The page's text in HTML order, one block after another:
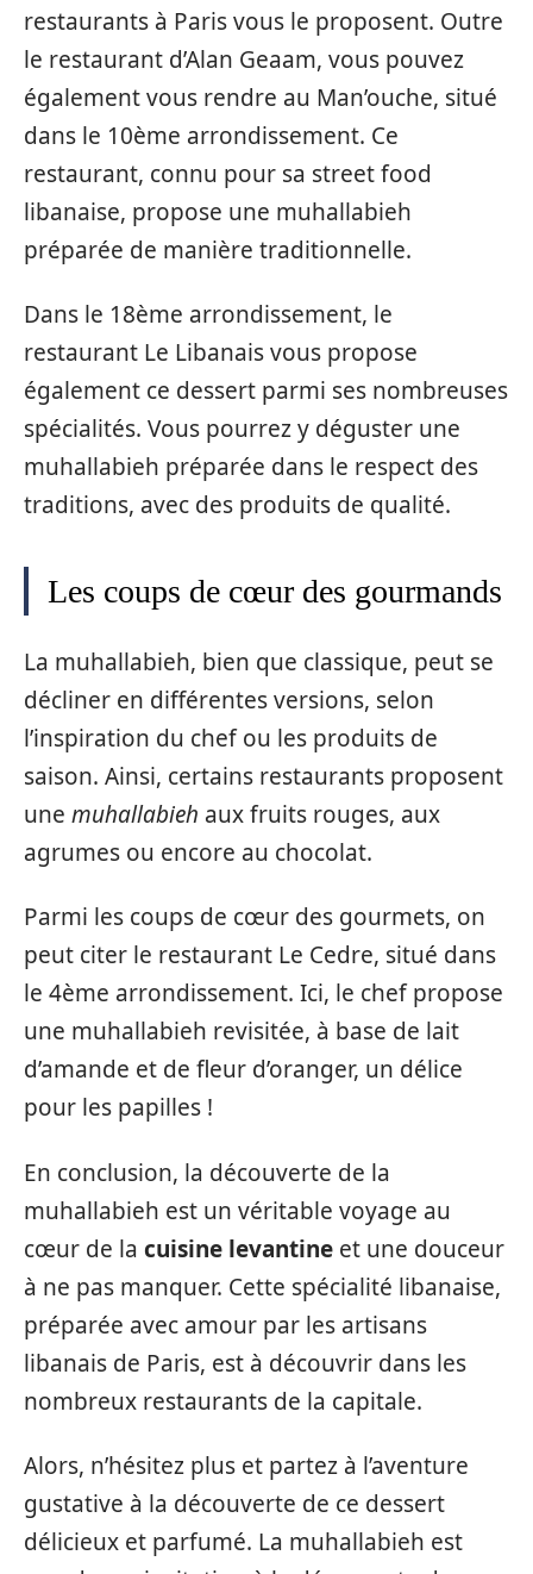
restaurants à Paris vous le proposent. Outre
le restaurant d’Alan Geaam, vous pouvez
également vous rendre au Man’ouche, situé
dans le 10ème arrondissement. Ce
restaurant, connu pour sa street food
libanaise, propose une muhallabieh
préparée de manière traditionnelle.
Dans le 18ème arrondissement, le
restaurant Le Libanais vous propose
également ce dessert parmi ses nombreuses
spécialités. Vous pourrez y déguster une
muhallabieh préparée dans le respect des
traditions, avec des produits de qualité.
Les coups de cœur des gourmands
La muhallabieh, bien que classique, peut se
décliner en différentes versions, selon
l’inspiration du chef ou les produits de
saison. Ainsi, certains restaurants proposent
une muhallabieh aux fruits rouges, aux
agrumes ou encore au chocolat.
Parmi les coups de cœur des gourmets, on
peut citer le restaurant Le Cedre, situé dans
le 4ème arrondissement. Ici, le chef propose
une muhallabieh revisitée, à base de lait
d’amande et de fleur d’oranger, un délice
pour les papilles !
En conclusion, la découverte de la
muhallabieh est un véritable voyage au
cœur de la cuisine levantine et une douceur
à ne pas manquer. Cette spécialité libanaise,
préparée avec amour par les artisans
libanais de Paris, est à découvrir dans les
nombreux restaurants de la capitale.
Alors, n’hésitez plus et partez à l’aventure
gustative à la découverte de ce dessert
délicieux et parfumé. La muhallabieh est